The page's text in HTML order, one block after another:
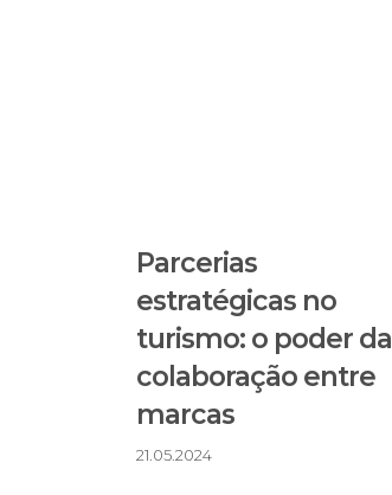
Parcerias
estratégicas no
turismo: o poder da
colaboração entre
marcas
21.05.2024